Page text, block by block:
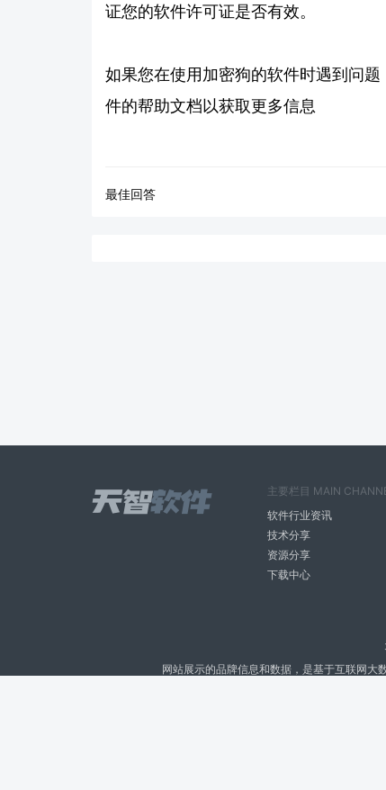
证您的软件许可证是否有效。
如果您在使用加密狗的软件时遇到问
件的帮助文档以获取更多信息
最佳回答
主要栏目 MAIN
软件行业资讯
技术分享
资源分享
下载中心
网站展示的品牌信息和数据，是基于互联网大